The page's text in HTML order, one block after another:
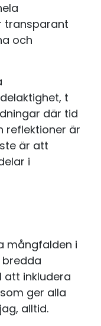
transparant
och
t
där tid
reflektioner är
är att
i
mångfalden i
bredda
att inkludera
ger alla
alltid.